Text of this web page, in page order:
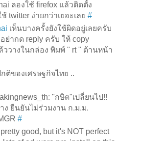
ลองใช้ firefox แล้วติดตั้ง
twitter ง่ายกว่าเยอะเลย #
เห็นบางครั้งยังใช้ผิดอยู่เลยครับ
อย่ากด reply ครับ ให้ copy
ววางในกล่อง พิมพ์ " rt " ด้านหน้า
ติของเศรษฐกิจไทย ..
"กษิต"เปลี่ยนไป!!
ยืนยันไม่ร่วมงาน ก.ม.ม.
#
good, but it's NOT perfect